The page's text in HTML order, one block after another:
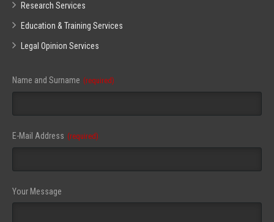
Research Services
Education & Training Services
Legal Opinion Services
Name and Surname (required)
E-Mail Address (required)
Your Message